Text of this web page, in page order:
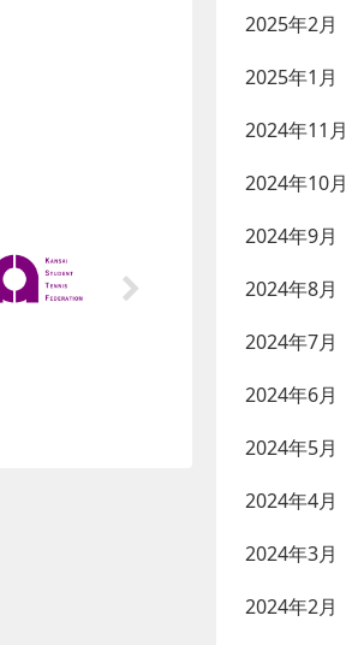
2025年2月
2025年1月
2024年11月
2024年10月
2024年9月
2024年8月
2024年7月
2024年6月
2024年5月
2024年4月
2024年3月
2024年2月